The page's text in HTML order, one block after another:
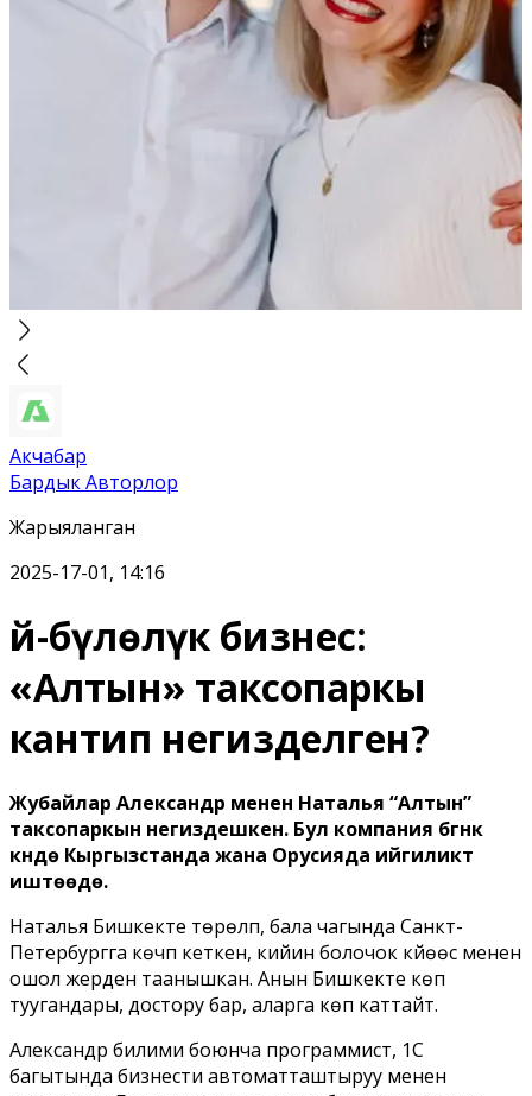
Акчабар
Бардык Авторлор
Жарыяланган
2025-17-01, 14:16
Үй-бүлөлүк бизнес:
«Алтын» таксопаркы
кантип негизделген?
Жубайлар Александр менен Наталья “Алтын”
таксопаркын негиздешкен. Бул компания бүгүнкү
күндө Кыргызстанда жана Орусияда ийгиликтүү
иштөөдө.
Наталья Бишкекте төрөлүп, бала чагында Санкт-
Петербургга көчүп кеткен, кийин болочок күйөөсү менен
ошол жерден таанышкан. Анын Бишкекте көп
туугандары, достору бар, аларга көп каттайт.
Александр билими боюнча программист, 1С
багытында бизнести автоматташтыруу менен